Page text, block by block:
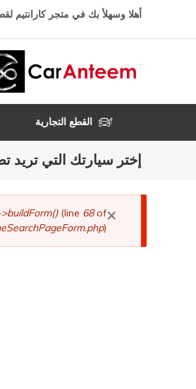
المحتوى
أهلا وسهلأ بك في متجر كارانتيم
القطع التجارية
إختر سيارتك التي تريد
×
رسالة
الخطأ
(line 68of
).